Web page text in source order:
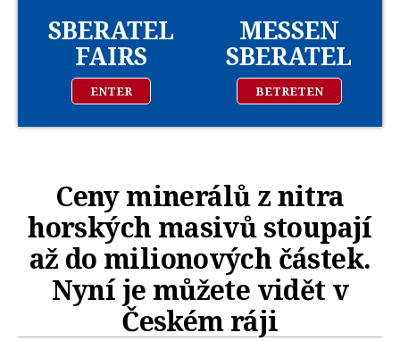
SBERATEL
FAIRS
ENTER
MESSEN
SBERATEL
BETRETEN
Ceny minerálů z nitra
horských masivů stoupají
až do milionových částek.
Nyní je můžete vidět v
Českém ráji